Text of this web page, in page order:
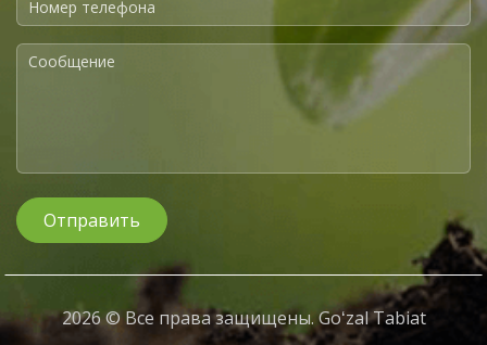
Отправить
2026 © Все права защищены. Goʻzal Tabiat